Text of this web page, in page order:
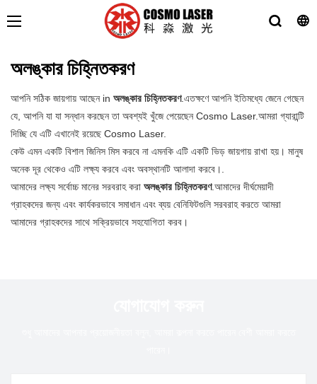
অলঙ্কার চিহ্নিতকরণ
আপনি সঠিক জায়গায় আছেন in অলঙ্কার চিহ্নিতকরণ.এতক্ষণে আপনি ইতিমধ্যে জেনে গেছেন
যে, আপনি যা যা সন্ধান করছেন তা অবশ্যই খুঁজে পেয়েছেন Cosmo Laser.আমরা গ্যারান্টি
দিচ্ছি যে এটি এখানেই রয়েছে Cosmo Laser.
কেউ এমন একটি বিশাল জিনিস মিস করবে না এমনকি এটি একটি ভিড় জায়গায় রাখা হয়। মানুষ
অনেক দূর থেকেও এটি লক্ষ্য করবে এবং অবস্থানটি আলাদা করবে।.
আমাদের লক্ষ্য সর্বোচ্চ মানের সরবরাহ করা অলঙ্কার চিহ্নিতকরণ.আমাদের দীর্ঘমেয়াদী
গ্রাহকদের জন্য এবং কার্যকরভাবে সমাধান এবং ব্যয় বেনিফিটগুলি সরবরাহ করতে আমরা
আমাদের গ্রাহকদের সাথে সক্রিয়ভাবে সহযোগিতা করব।